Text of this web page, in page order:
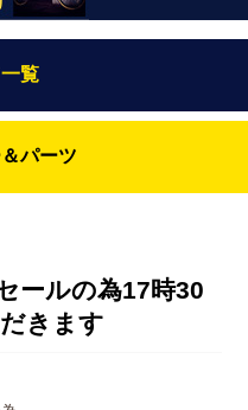
覧
パーツ
ールの為17時30
きます